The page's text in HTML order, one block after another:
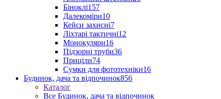
Біноклі157
Далекоміри10
Кейси захисні7
Ліхтарі тактичні12
Монокуляри16
Підзорні труби36
Приціли74
Сумки для фототехніки16
Будинок, дача та відпочинок856
Каталог
Все Будинок, дача та відпочинок